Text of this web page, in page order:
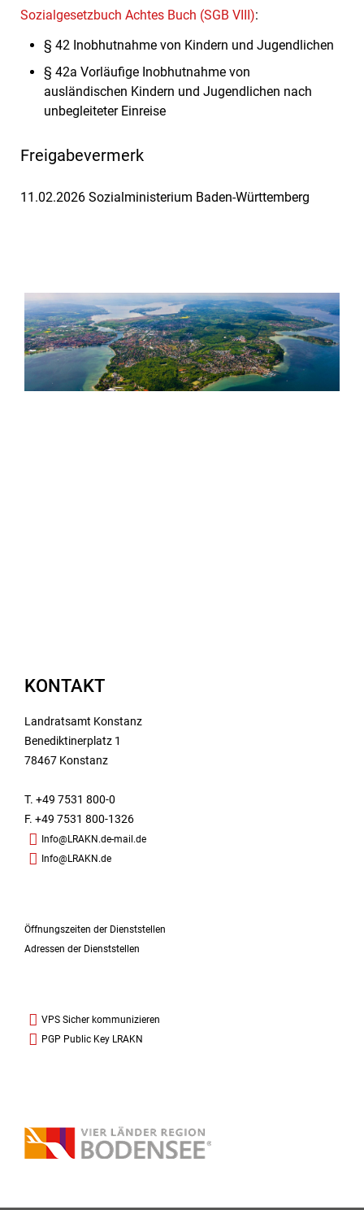
Sozialgesetzbuch Achtes Buch (SGB VIII):
§ 42 Inobhutnahme von Kindern und Jugendlichen
§ 42a Vorläufige Inobhutnahme von
ausländischen Kindern und Jugendlichen nach
unbegleiteter Einreise
Freigabevermerk
11.02.2026 Sozialministerium Baden-Württemberg
KONTAKT
Landratsamt Konstanz
Benediktinerplatz 1
78467 Konstanz
T. +49 7531 800-0
F. +49 7531 800-1326
Info@LRAKN.de-mail.de
Info@LRAKN.de
Öffnungszeiten der Dienststellen
Adressen der Dienststellen
VPS Sicher kommunizieren
PGP Public Key LRAKN